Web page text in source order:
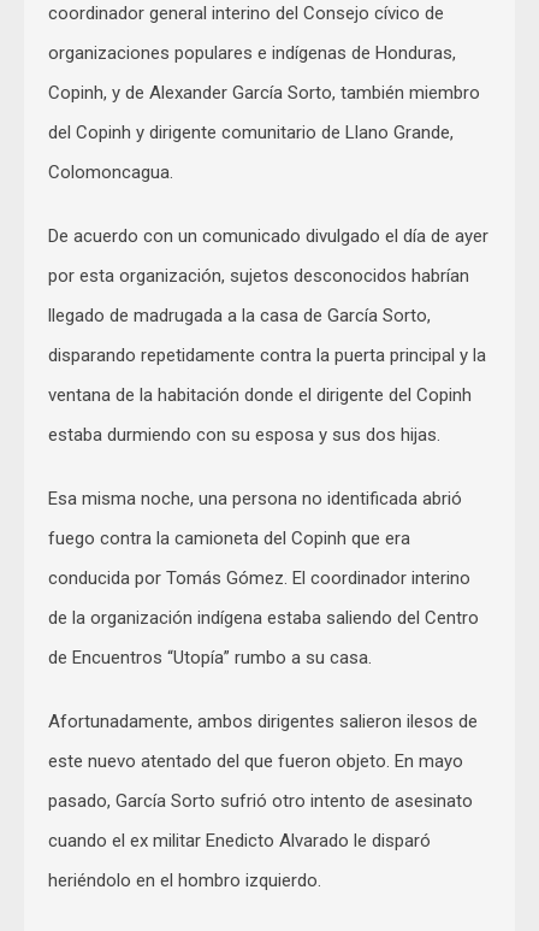
coordinador general interino del Consejo cívico de
organizaciones populares e indígenas de Honduras,
Copinh, y de Alexander García Sorto, también miembro
del Copinh y dirigente comunitario de Llano Grande,
Colomoncagua.
De acuerdo con un comunicado divulgado el día de ayer
por esta organización, sujetos desconocidos habrían
llegado de madrugada a la casa de García Sorto,
disparando repetidamente contra la puerta principal y la
ventana de la habitación donde el dirigente del Copinh
estaba durmiendo con su esposa y sus dos hijas.
Esa misma noche, una persona no identificada abrió
fuego contra la camioneta del Copinh que era
conducida por Tomás Gómez. El coordinador interino
de la organización indígena estaba saliendo del Centro
de Encuentros “Utopía” rumbo a su casa.
Afortunadamente, ambos dirigentes salieron ilesos de
este nuevo atentado del que fueron objeto. En mayo
pasado, García Sorto sufrió otro intento de asesinato
cuando el ex militar Enedicto Alvarado le disparó
heriéndolo en el hombro izquierdo.